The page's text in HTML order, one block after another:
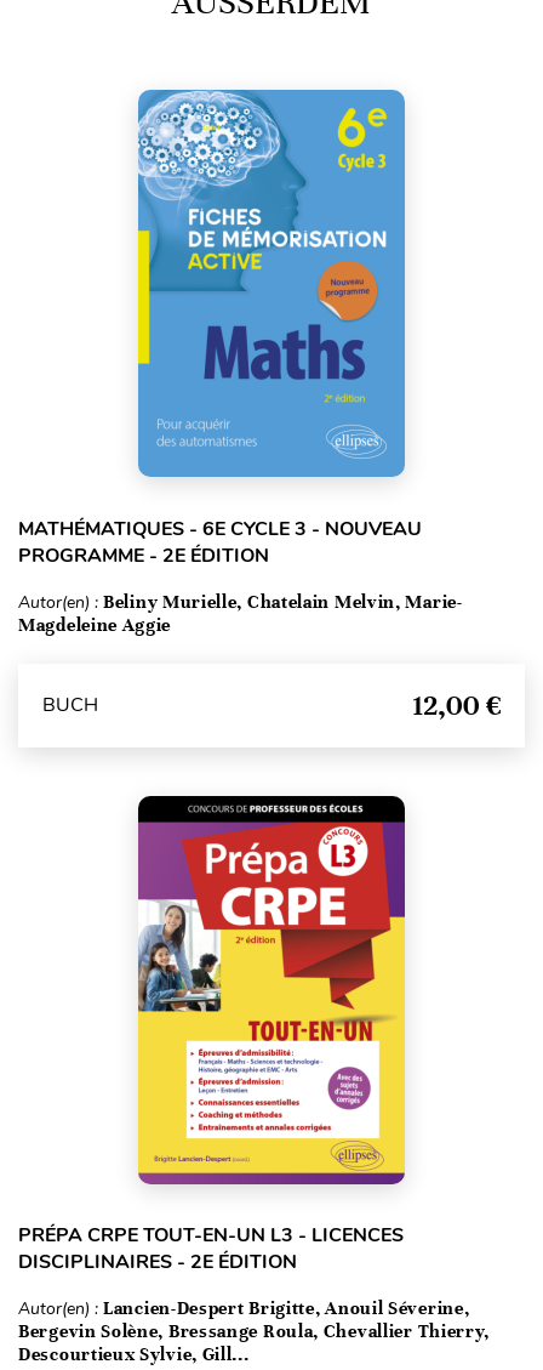
MATHÉMATIQUES - 6E CYCLE 3 - NOUVEAU
PROGRAMME - 2E ÉDITION
Autor(en) : Beliny Murielle, Chatelain Melvin, Marie-
Magdeleine Aggie
BUCH 12,00 €
PRÉPA CRPE TOUT-EN-UN L3 - LICENCES
DISCIPLINAIRES - 2E ÉDITION
Autor(en) : Lancien-Despert Brigitte, Anouil Séverine,
Bergevin Solène, Bressange Roula, Chevallier Thierry,
Descourtieux Sylvie, Gill...